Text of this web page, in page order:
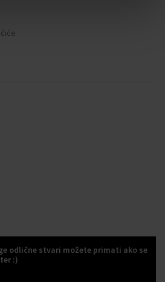
odlične stvari možete primati ako se
:)